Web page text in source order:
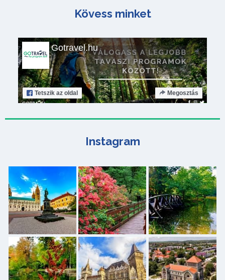
Kövess minket
Gotravel.hu
Tetszik az oldal Megosztás
Instagram